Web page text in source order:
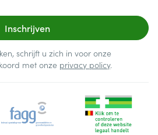
Inschrijven
schrijft u zich in voor onze
met onze privacy policy.